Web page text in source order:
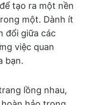
tạo ra một nền
một. Dành ít
đổi giữa các
việc quan
bạn.
lồng nhau,